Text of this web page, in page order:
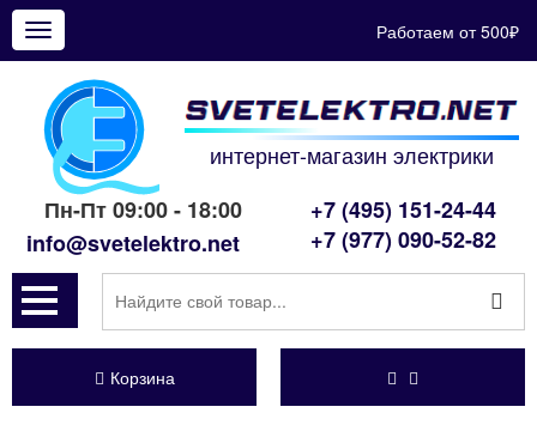
Показать
меню
Работаем от 500₽
интернет-магазин электрики
Пн-Пт 09:00 - 18:00
info@svetelektro.net
+7 (495) 151-24-44
+7 (977) 090-52-82
Корзина